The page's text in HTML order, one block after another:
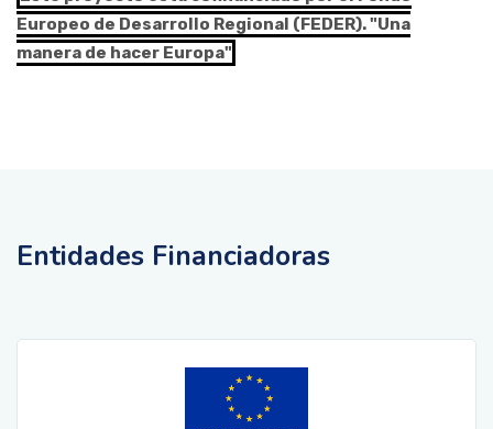
Europeo de Desarrollo Regional (FEDER). "Una
manera de hacer Europa"
Entidades Financiadoras